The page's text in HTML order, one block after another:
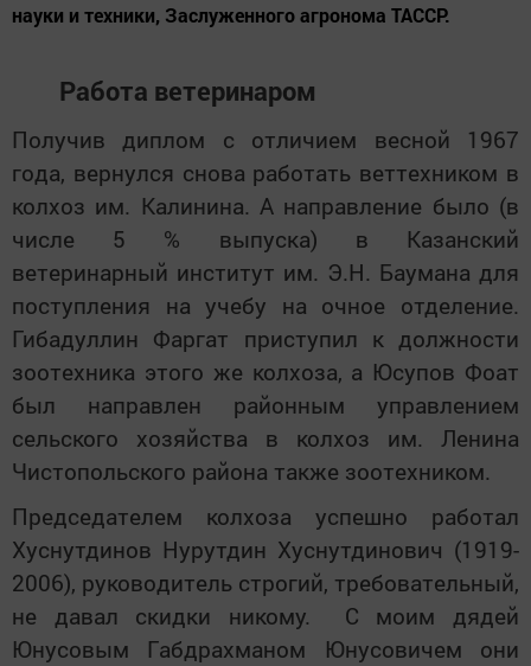
науки и техники, Заслуженного агронома ТАССР.
Работа ветеринаром
Получив диплом с отличием весной 1967
года, вернулся снова работать веттехником в
колхоз им. Калинина. А направление было (в
числе 5 % выпуска) в Казанский
ветеринарный институт им. Э.Н. Баумана для
поступления на учебу на очное отделение.
Гибадуллин Фаргат приступил к должности
зоотехника этого же колхоза, а Юсупов Фоат
был направлен районным управлением
сельского хозяйства в колхоз им. Ленина
Чистопольского района также зоотехником.
Председателем колхоза успешно работал
Хуснутдинов Нурутдин Хуснутдинович (1919-
2006), руководитель строгий, требовательный,
не давал скидки никому. С моим дядей
Юнусовым Габдрахманом Юнусовичем они